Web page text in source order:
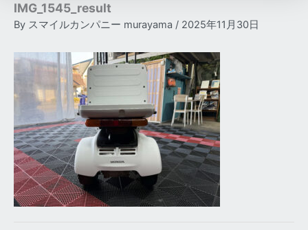
IMG_1545_result
By スマイルカンパニー murayama / 2025年11月30日